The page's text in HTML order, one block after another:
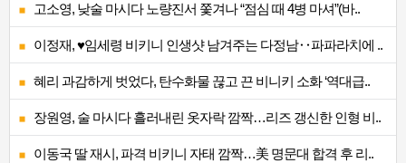
고소영, 낮술 마시다 노량진서 쫓겨나 “점심 때 4병 마셔”(바..
이정재, ♥임세령 비키니 인생샷 남겨주는 다정남‥파파라치에 ..
혜리 과감하게 벗었다, 탄수화물 끊고 끈 비니키 소화 ‘역대급..
장원영, 술 마시다 흘러내린 옷자락 깜짝…리즈 갱신한 인형 비..
이동국 딸 재시, 파격 비키니 자태 깜짝…美 명문대 합격 후 리..